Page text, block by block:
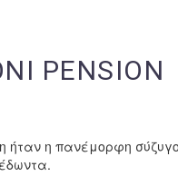
PENSION
ήταν η πανέμορφη